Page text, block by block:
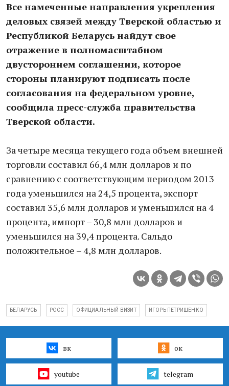
Все намеченные направления укрепления
деловых связей между Тверской областью и
Республикой Беларусь найдут свое
отражение в полномасштабном
двустороннем соглашении, которое
стороны планируют подписать после
согласования на федеральном уровне,
сообщила пресс-служба правительства
Тверской области.
За четыре месяца текущего года объем внешней
торговли составил 66,4 млн долларов и по
сравнению с соответствующим периодом 2013
года уменьшился на 24,5 процента, экспорт
составил 35,6 млн долларов и уменьшился на 4
процента, импорт – 30,8 млн долларов и
уменьшился на 39,4 процента. Сальдо
положительное – 4,8 млн долларов.
БЕЛАРУСЬ РОСС ОФИЦИАЛЬНЫЙ ВИЗИТ ИГОРЬ ПЕТРИШЕНКО
вк ок
youtube telegram